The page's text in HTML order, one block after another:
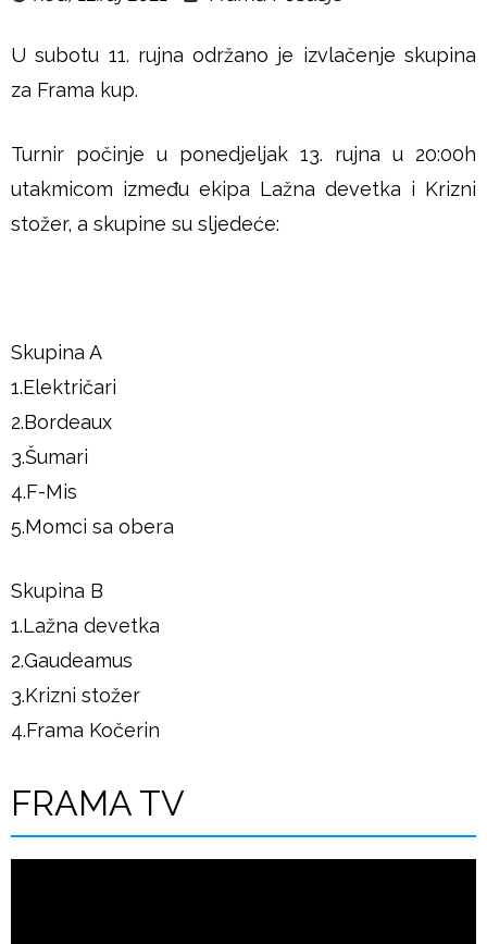
š
e
U subotu 11. rujna održano je izvlačenje skupina
za Frama kup.
Turnir počinje u ponedjeljak 13. rujna u 20:00h
utakmicom između ekipa Lažna devetka i Krizni
stožer, a skupine su sljedeće:
Skupina A
1.Električari
2.Bordeaux
3.Šumari
4.F-Mis
5.Momci sa obera
Skupina B
1.Lažna devetka
2.Gaudeamus
3.Krizni stožer
4.Frama Kočerin
FRAMA TV